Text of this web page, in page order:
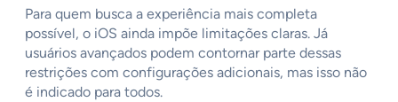
Para quem busca a experiência mais completa
possível, o iOS ainda impõe limitações claras. Já
usuários avançados podem contornar parte dessas
restrições com configurações adicionais, mas isso não
é indicado para todos.